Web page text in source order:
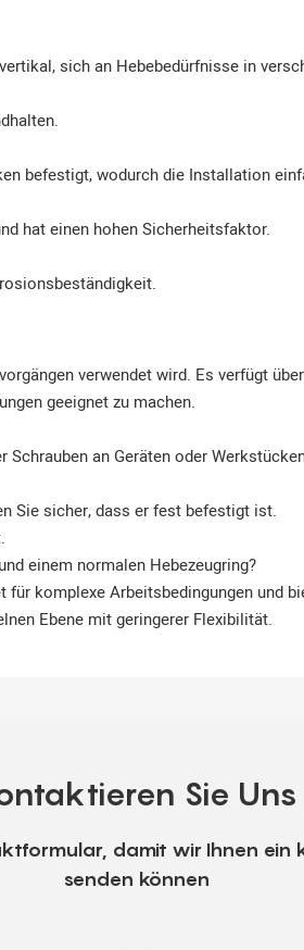
sich an Hebebedürfnisse in
befestigt, wodurch die Installation
hat einen hohen Sicherheitsfaktor.
verwendet wird. Es verfügt
geeignet zu machen.
an Geräten oder
Sie sicher, dass er fest befestigt ist.
einem normalen Hebezeugring?
komplexe Arbeitsbedingungen und
Ebene mit geringerer Flexibilität.
Sie Uns
damit wir Ihnen
senden können